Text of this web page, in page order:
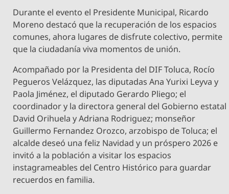
Durante el evento el Presidente Municipal, Ricardo
Moreno destacó que la recuperación de los espacios
comunes, ahora lugares de disfrute colectivo, permite
que la ciudadanía viva momentos de unión.
Acompañado por la Presidenta del DIF Toluca, Rocío
Pegueros Velázquez, las diputadas Ana Yurixi Leyva y
Paola Jiménez, el diputado Gerardo Pliego; el
coordinador y la directora general del Gobierno estatal
David Orihuela y Adriana Rodriguez; monseñor
Guillermo Fernandez Orozco, arzobispo de Toluca; el
alcalde deseó una feliz Navidad y un próspero 2026 e
invitó a la población a visitar los espacios
instagrameables del Centro Histórico para guardar
recuerdos en familia.